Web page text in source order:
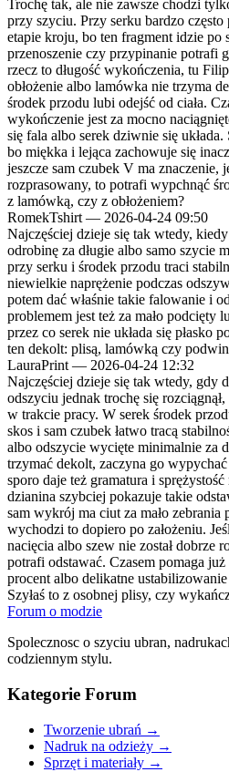
Trochę tak, ale nie zawsze chodzi
przy szyciu. Przy serku bardzo często
etapie kroju, bo ten fragment idzie po
przenoszenie czy przypinanie potrafi
rzecz to długość wykończenia, tu
obłożenie albo lamówka nie trzyma
środek przodu lubi odejść od ciała.
wykończenie jest za mocno
się fala albo serek dziwnie się
bo miękka i lejąca zachowuje się
jeszcze sam czubek V ma znaczenie,
rozprasowany, to potrafi wypchnąć
z lamówką, czy z obłożeniem?
RomekTshirt — 2026-04-24 09:50
Najczęściej dzieje się tak wtedy,
odrobinę za długie albo samo szycie
przy serku i środek przodu traci
niewielkie naprężenie podczas
potem dać właśnie takie falowanie i
problemem jest też za mało podcięty
przez co serek nie układa się płasko
ten dekolt: plisą, lamówką czy
LauraPrint — 2026-04-24 12:32
Najczęściej dzieje się tak wtedy, gdy
odszyciu jednak trochę się
w trakcie pracy. W serek środek
skos i sam czubek łatwo tracą
albo odszycie wycięte minimalnie za
trzymać dekolt, zaczyna go
sporo daje też gramatura i
dzianina szybciej pokazuje takie
sam wykrój ma ciut za mało
wychodzi to dopiero po założeniu.
nacięcia albo szew nie został dobrze
potrafi odstawać. Czasem pomaga
procent albo delikatne
Szyłaś to z osobnej plisy, czy
Forum o modzie
Spolecznosc o szyciu ubran,
codziennym stylu.
Kategorie Forum
Tworzenie ubrań →
Nadruk na odzieży →
Sprzęt i materiały →